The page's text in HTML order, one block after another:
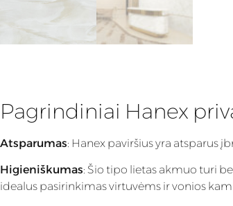
Pagrindiniai Hanex
Atsparumas: Hanex paviršius yra atsparus
Higieniškumas: Šio tipo lietas akmuo turi
idealus pasirinkimas virtuvėms ir vonios